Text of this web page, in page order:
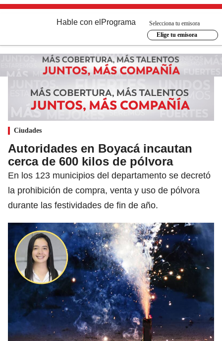
Hable con el Programa
Selecciona tu emisora
Elige tu emisora
Ciudades
Autoridades en Boyacá incautan
cerca de 600 kilos de pólvora
En los 123 municipios del departamento se decretó
la prohibición de compra, venta y uso de pólvora
durante las festividades de fin de año.